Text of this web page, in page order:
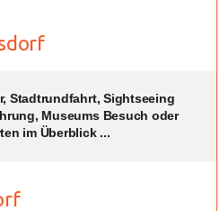
Stadtrundfahrt, Sightseeing
Museums Besuch oder
im Überblick ...